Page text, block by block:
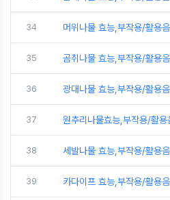
34 머위나물 효능,부작용/활용
35 곰취나물 효능,부작용/활용
36 광대나물 효능,부작용/활용
37 원추리나물효능,부작용/활
38 세발나물 효능,부작용/활용
39 카다이프 효능,부작용/활용